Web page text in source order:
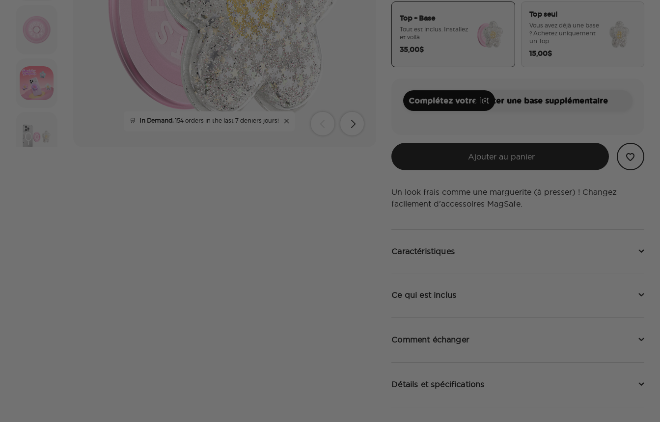
🛒 In Demand,154 orders in the last 7 deniers jours!
Top + Base
Tout est inclus. Installez
et voilà
35,00$
Top seul
Vous avez déjà une base
? Achetez uniquement
un Top
15,00$
Complétez votre kitAjouter une base supplémentaire
Ajouter au panier
Un look frais comme une marguerite (à presser) ! Changez
facilement d'accessoires MagSafe.
Caractéristiques
Ce qui est inclus
Comment échanger
Détails et spécifications